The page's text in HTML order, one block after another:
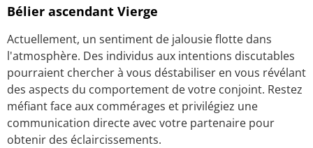
Bélier ascendant Vierge
Actuellement, un sentiment de jalousie flotte dans
l'atmosphère. Des individus aux intentions discutables
pourraient chercher à vous déstabiliser en vous révélant
des aspects du comportement de votre conjoint. Restez
méfiant face aux commérages et privilégiez une
communication directe avec votre partenaire pour
obtenir des éclaircissements.